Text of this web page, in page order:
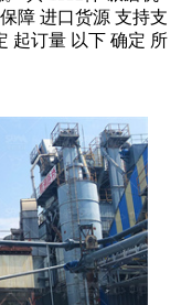
障 进口货源 支持支
起订量 以下 确定 所